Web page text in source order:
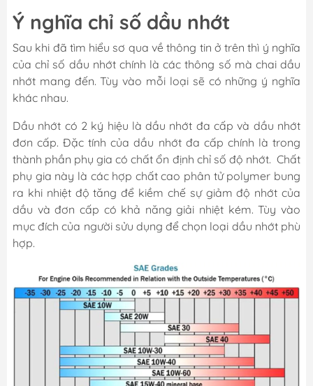
Ý nghĩa chỉ số dầu nhớt
Sau khi đã tìm hiểu sơ qua về thông tin ở trên thì ý nghĩa
của chỉ số dầu nhớt chính là các thông số mà chai dầu
nhớt mang đến. Tùy vào mỗi loại sẽ có những ý nghĩa
khác nhau.
Dầu nhớt có 2 ký hiệu là dầu nhớt đa cấp và dầu nhớt
đơn cấp. Đặc tính của dầu nhớt đa cấp chính là trong
thành phần phụ gia có chất ổn định chỉ số độ nhớt. Chất
phụ gia này là các hợp chất cao phân tử polymer bung
ra khi nhiệt độ tăng để kiềm chế sự giảm độ nhớt của
dầu và đơn cấp có khả năng giải nhiệt kém. Tùy vào
mục đích của người sửu dụng để chọn loại dầu nhớt phù
hợp.